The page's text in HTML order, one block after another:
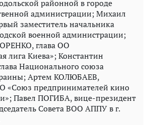
районной в городе
администрации; Михаил
заместитель начальника
военной администрации;
глава ОО
лига Киева»; Константин
Национального союза
Артем КОЛЮБАЕВ,
«Союз предпринимателей кино
Павел ПОГИБА, вице-президент
Совета ВОО АППУ в г.